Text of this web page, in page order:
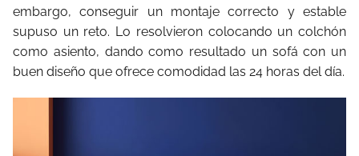
embargo, conseguir un montaje correcto y estable
supuso un reto. Lo resolvieron colocando un colchón
como asiento, dando como resultado un sofá con un
buen diseño que ofrece comodidad las 24 horas del día.